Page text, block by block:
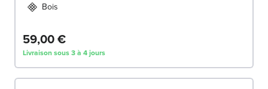
Bois
59,00 €
Livraison sous 3 à 4 jours